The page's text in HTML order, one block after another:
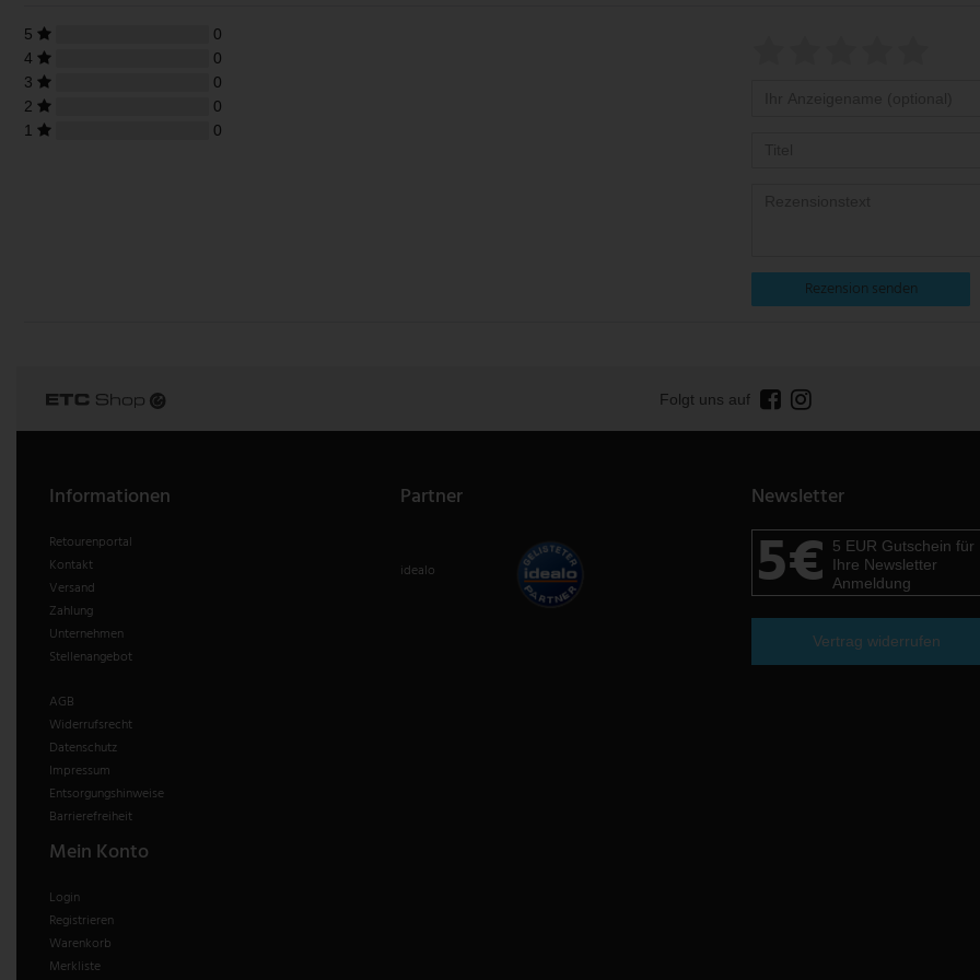
5
0
4
0
3
0
2
0
1
0
Rezension senden
Folgt uns auf
Informationen
Retourenportal
Kontakt
Versand
Zahlung
Unternehmen
Stellenangebot
AGB
Widerrufsrecht
Datenschutz
Impressum
Entsorgungshinweise
Barrierefreiheit
Partner
idealo
Newsletter
5€
5 EUR Gutschein für
Ihre Newsletter
Anmeldung
Vertrag widerrufen
Mein Konto
Login
Registrieren
Warenkorb
Merkliste